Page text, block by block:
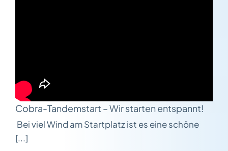
Cobra-Tandemstart – Wir starten entspannt!
Bei viel Wind am Startplatz ist es eine schöne
[...]